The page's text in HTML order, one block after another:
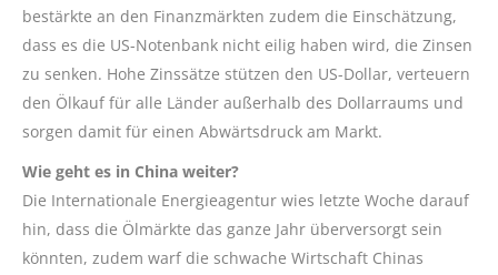
bestärkte an den Finanzmärkten zudem die Einschätzung,
dass es die US-Notenbank nicht eilig haben wird, die Zinsen
zu senken. Hohe Zinssätze stützen den US-Dollar, verteuern
den Ölkauf für alle Länder außerhalb des Dollarraums und
sorgen damit für einen Abwärtsdruck am Markt.
Wie geht es in China weiter?
Die Internationale Energieagentur wies letzte Woche darauf
hin, dass die Ölmärkte das ganze Jahr überversorgt sein
könnten, zudem warf die schwache Wirtschaft Chinas